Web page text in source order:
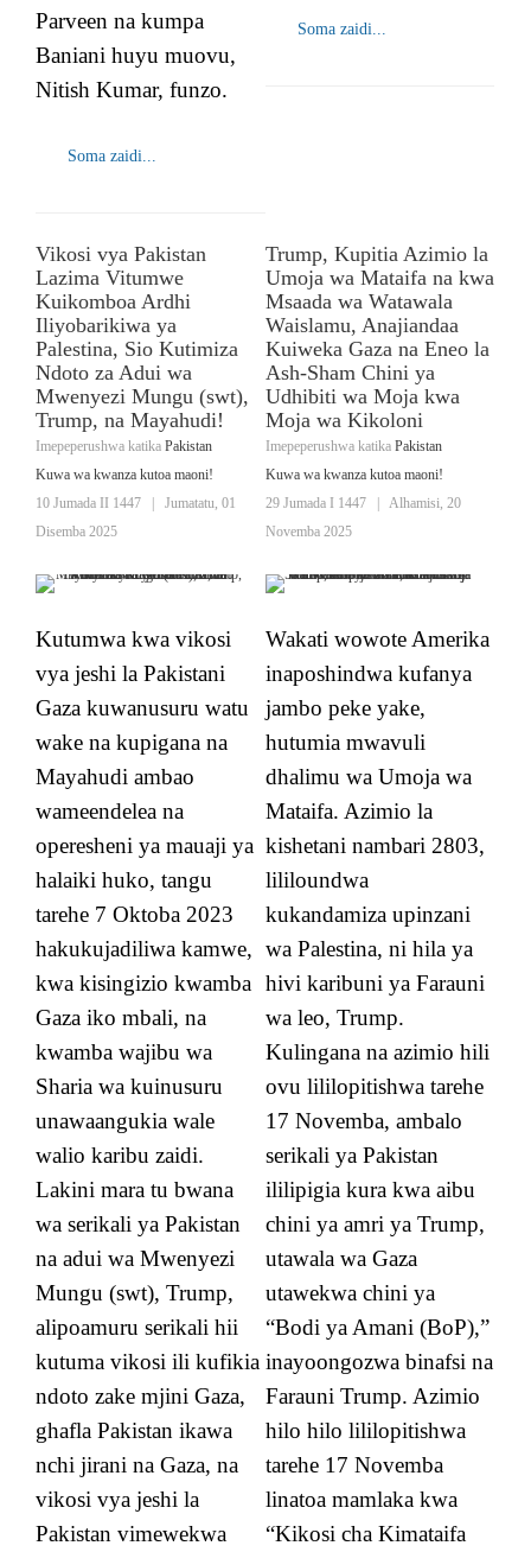
Parveen na kumpa
Baniani huyu muovu,
Nitish Kumar, funzo.
Soma zaidi...
Soma zaidi...
Vikosi vya Pakistan
Lazima Vitumwe
Kuikomboa Ardhi
Iliyobarikiwa ya
Palestina, Sio Kutimiza
Ndoto za Adui wa
Mwenyezi Mungu (swt),
Trump, na Mayahudi!
Imepeperushwa katika Pakistan
Kuwa wa kwanza kutoa maoni!
10 Jumada II 1447
Jumatatu, 01
Disemba 2025
Kutumwa kwa vikosi
vya jeshi la Pakistani
Gaza kuwanusuru watu
wake na kupigana na
Mayahudi ambao
wameendelea na
operesheni ya mauaji ya
halaiki huko, tangu
tarehe 7 Oktoba 2023
hakukujadiliwa kamwe,
kwa kisingizio kwamba
Gaza iko mbali, na
kwamba wajibu wa
Sharia wa kuinusuru
unawaangukia wale
walio karibu zaidi.
Lakini mara tu bwana
wa serikali ya Pakistan
na adui wa Mwenyezi
Mungu (swt), Trump,
alipoamuru serikali hii
kutuma vikosi ili kufikia
ndoto zake mjini Gaza,
ghafla Pakistan ikawa
nchi jirani na Gaza, na
vikosi vya jeshi la
Pakistan vimewekwa
Trump, Kupitia Azimio la
Umoja wa Mataifa na kwa
Msaada wa Watawala
Waislamu, Anajiandaa
Kuiweka Gaza na Eneo la
Ash-Sham Chini ya
Udhibiti wa Moja kwa
Moja wa Kikoloni
Imepeperushwa katika Pakistan
Kuwa wa kwanza kutoa maoni!
29 Jumada I 1447
Alhamisi, 20
Novemba 2025
Wakati wowote Amerika
inaposhindwa kufanya
jambo peke yake,
hutumia mwavuli
dhalimu wa Umoja wa
Mataifa. Azimio la
kishetani nambari 2803,
lililoundwa
kukandamiza upinzani
wa Palestina, ni hila ya
hivi karibuni ya Farauni
wa leo, Trump.
Kulingana na azimio hili
ovu lililopitishwa tarehe
17 Novemba, ambalo
serikali ya Pakistan
ililipigia kura kwa aibu
chini ya amri ya Trump,
utawala wa Gaza
utawekwa chini ya
“Bodi ya Amani (BoP),”
inayoongozwa binafsi na
Farauni Trump. Azimio
hilo hilo lililopitishwa
tarehe 17 Novemba
linatoa mamlaka kwa
“Kikosi cha Kimataifa